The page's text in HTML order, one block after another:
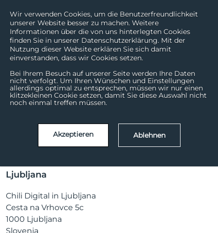
Wir verwenden Cookies, um die Benutzerfreundlichkeit
unserer Website besser zu machen. Weitere
Informationen über die von uns hinterlegten Cookies
finden Sie in unserer Datenschutzerklärung. Mit der
Nutzung dieser Website erklären Sie sich damit
einverstanden, dass wir Cookies setzen.
Bei Ihrem Besuch auf unserer Seite werden Ihre Daten
nicht verfolgt. Um Ihren Wünschen und Einstellungen
allerdings optimal zu entsprechen, müssen wir nur einen
klitzekleinen Cookie setzen, damit Sie diese Auswahl nicht
noch einmal treffen müssen.
Akzeptieren Ablehnen
Impressum & Datenschutz
Zürich
Chili Digital AG
Klausstrasse 43
CH-8008 Zürich
Ljubljana
Chili Digital in Ljubljana
Cesta na Vrhovce 5c
1000 Ljubljana
Slovenia